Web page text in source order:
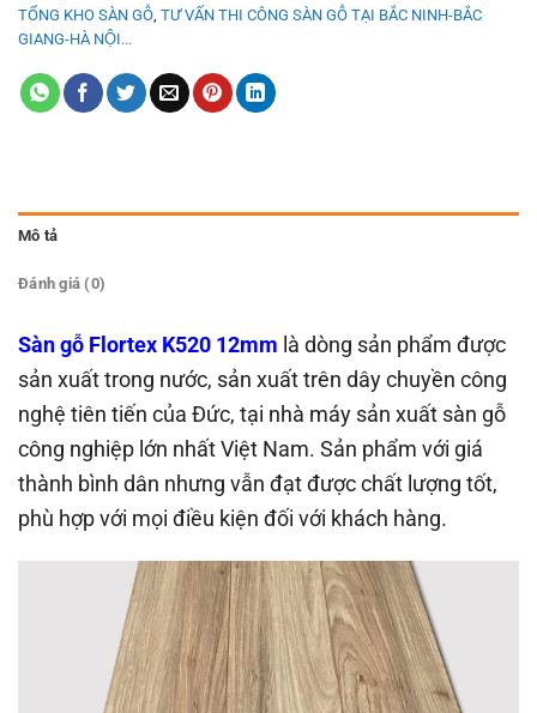
TỔNG KHO SÀN GỖ, TƯ VẤN THI CÔNG SÀN GỖ TẠI BẮC NINH-BẮC
GIANG-HÀ NỘI...
Mô tả
Đánh giá (0)
Sàn gỗ Flortex K520 12mm là dòng sản phẩm được
sản xuất trong nước, sản xuất trên dây chuyền công
nghệ tiên tiến của Đức, tại nhà máy sản xuất sàn gỗ
công nghiệp lớn nhất Việt Nam. Sản phẩm với giá
thành bình dân nhưng vẫn đạt được chất lượng tốt,
phù hợp với mọi điều kiện đối với khách hàng.